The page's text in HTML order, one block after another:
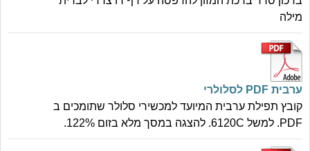
מילה
ערבית PDF לסלולרי
קובץ תפילת ערבית המיועד למכשירי סלולר שתומכים ב
PDF. למשל 6120C. להצגה במסך מלא בזום 122%.